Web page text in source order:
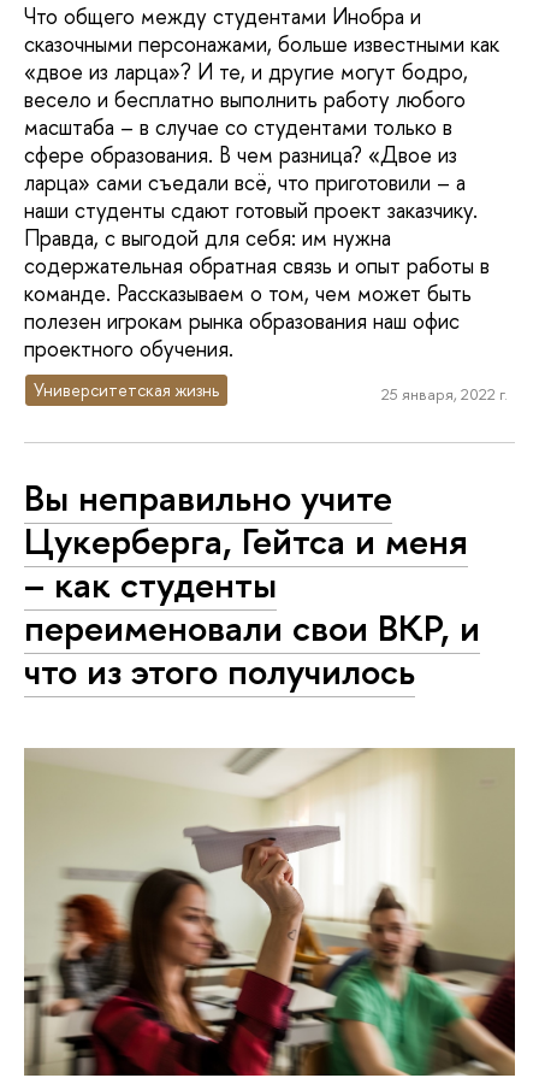
Что общего между студентами Инобра и
сказочными персонажами, больше известными как
«двое из ларца»? И те, и другие могут бодро,
весело и бесплатно выполнить работу любого
масштаба – в случае со студентами только в
сфере образования. В чем разница? «Двое из
ларца» сами съедали всё, что приготовили – а
наши студенты сдают готовый проект заказчику.
Правда, с выгодой для себя: им нужна
содержательная обратная связь и опыт работы в
команде. Рассказываем о том, чем может быть
полезен игрокам рынка образования наш офис
проектного обучения.
Университетская жизнь 25 января, 2022 г.
Вы неправильно учите
Цукерберга, Гейтса и меня
– как студенты
переименовали свои ВКР, и
что из этого получилось